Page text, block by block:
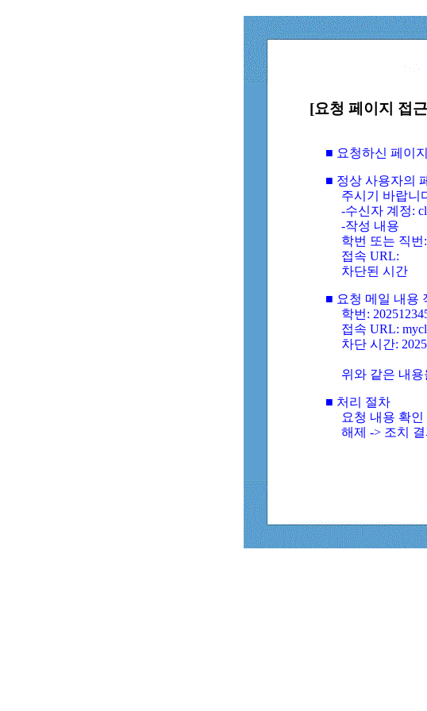
[요청 페이지 접
■ 요청하신 페이
■ 정상 사용자의
주시기 바랍니
-수신자 계정:
-작성 내용
학번 또는 직번:
접속 URL:
차단된 시간
■ 요청 메일 내용
학번:
접속 URL:
차단 시간:
위와 같은 내용
■ 처리 절차
요청 내용 확
해제 -> 조치